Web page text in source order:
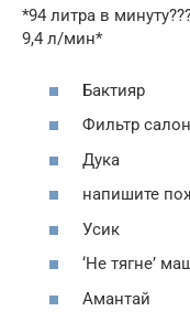
*94 литра в
9,4 л/мин*
Бактияр
Фильтр
Дука
напишите
Усик
‘Не тягне’
Амантай